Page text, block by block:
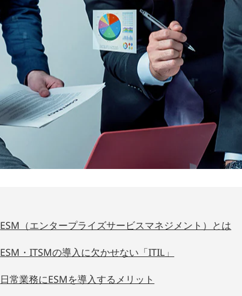
ESM（エンタープライズサービスマネジメント）とは
ESM・ITSMの導入に欠かせない「ITIL」
日常業務にESMを導入するメリット